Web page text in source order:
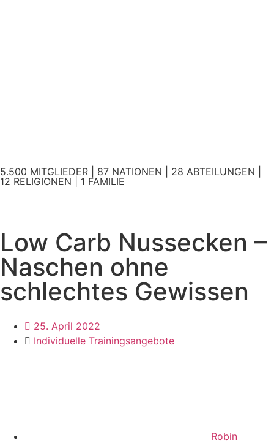
5.500 MITGLIEDER | 87 NATIONEN | 28 ABTEILUNGEN |
12 RELIGIONEN | 1 FAMILIE
Low Carb Nussecken –
Naschen ohne
schlechtes Gewissen
25. April 2022
Individuelle Trainingsangebote
Robin